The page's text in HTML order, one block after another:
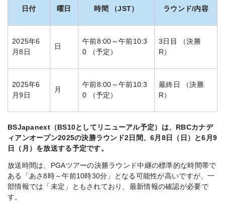
日付 曜日 時間 （JST） ラウンド/内容
2025年6
月8日
日
午前8:00～午前10:3
0 （予定）
3日目 （決勝
R）
2025年6
月9日
月
午前8:00～午前10:3
0 （予定）
最終日 （決勝
R）
BSJapanext（BS10としてリニューアル予定）は、RBCカナデ
ィアンオープン2025の決勝ラウンド2日間、6月8日（日）と6月9
日（月）を放送する予定です。
放送時間は、PGAツアーの決勝ラウンド中継の標準的な時間帯で
ある「あさ8時～午前10時30分」となる可能性が高いですが、一
部情報では「未定」ともされており、最新情報の確認が必要で
す。